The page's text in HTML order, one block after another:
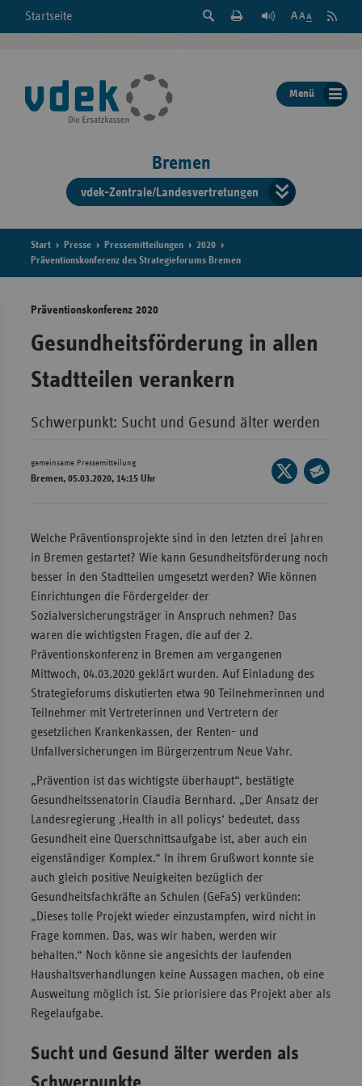
Startseite
Suche
der
Seite
Feed
Menü
Bremen
vdek-Zentrale/Landesvertretungen
der
Start Presse Pressemitteilungen
2020
Präventionskonferenz des Strategieforums Bremen
Präventionskonferenz 2020
Gesundheitsförderung in allen
Stadtteilen verankern
Schwerpunkt: Sucht und Gesund älter werden
gemeinsame Pressemitteilung
Bremen, 05.03.2020, 14:15 Uhr
Seite
auf
Mail
Welche Präventionsprojekte sind in den letzten drei Jahren
in Bremen gestartet? Wie kann Gesundheitsförderung noch
besser in den Stadtteilen umgesetzt werden? Wie können
Einrichtungen die Fördergelder der
Sozialversicherungsträger in Anspruch nehmen? Das
waren die wichtigsten Fragen, die auf der 2.
Präventionskonferenz in Bremen am vergangenen
Mittwoch, 04.03.2020 geklärt wurden. Auf Einladung des
Strategieforums diskutierten etwa 90 Teilnehmerinnen und
Teilnehmer mit Vertreterinnen und Vertretern der
gesetzlichen Krankenkassen, der Renten- und
Unfallversicherungen im Bürgerzentrum Neue Vahr.
„Prävention ist das wichtigste überhaupt“, bestätigte
Gesundheitssenatorin Claudia Bernhard. „Der Ansatz der
Landesregierung ‚Health in all policys‘ bedeutet, dass
Gesundheit eine Querschnittsaufgabe ist, aber auch ein
eigenständiger Komplex.“ In ihrem Grußwort konnte sie
auch gleich positive Neuigkeiten bezüglich der
Gesundheitsfachkräfte an Schulen (GeFaS) verkünden:
„Dieses tolle Projekt wieder einzustampfen, wird nicht in
Frage kommen. Das, was wir haben, werden wir
behalten.“ Noch könne sie angesichts der laufenden
Haushaltsverhandlungen keine Aussagen machen, ob eine
Ausweitung möglich ist. Sie priorisiere das Projekt aber als
Regelaufgabe.
Sucht und Gesund älter werden als